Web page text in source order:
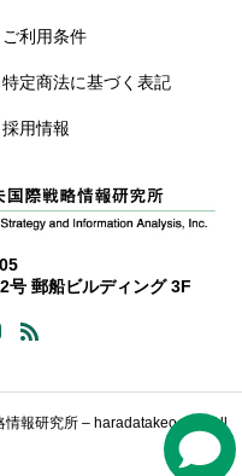
ご利用条件
特定商法に基づく表記
採用情報
号 郵船ビルディング 3F
報研究所 – haradatakeo.com All